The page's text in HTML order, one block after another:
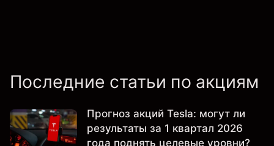
Последние статьи по акциям
Прогноз акций Tesla: могут ли
результаты за 1 квартал 2026
года поднять целевые уровни?